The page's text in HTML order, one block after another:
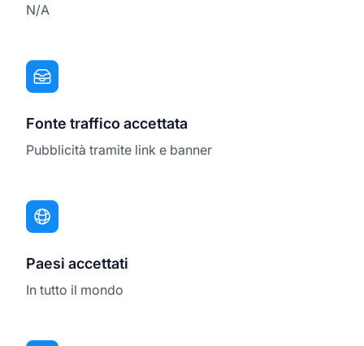
N/A
Fonte traffico accettata
Pubblicità tramite link e banner
Paesi accettati
In tutto il mondo